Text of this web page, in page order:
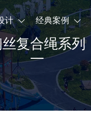
计  经典案例 
复合绳系列